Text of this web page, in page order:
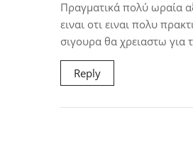
Πραγματικά πολύ ωραία
ειναι οτι ειναι πολυ
σιγουρα θα χρειαστω για
Reply